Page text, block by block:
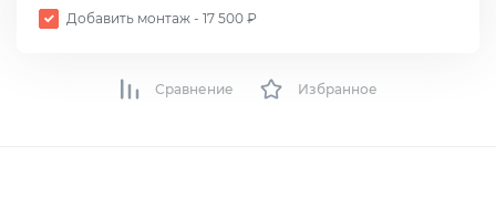
Добавить монтаж - 17 500 ₽
Сравнение Избранное